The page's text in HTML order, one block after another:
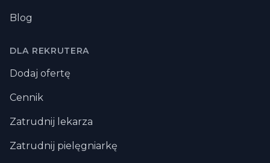
Blog
DLA REKRUTERA
Dodaj ofertę
Cennik
Zatrudnij lekarza
Zatrudnij pielęgniarkę